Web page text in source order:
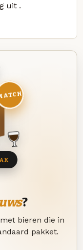
uit .
?
bieren die in
pakket.